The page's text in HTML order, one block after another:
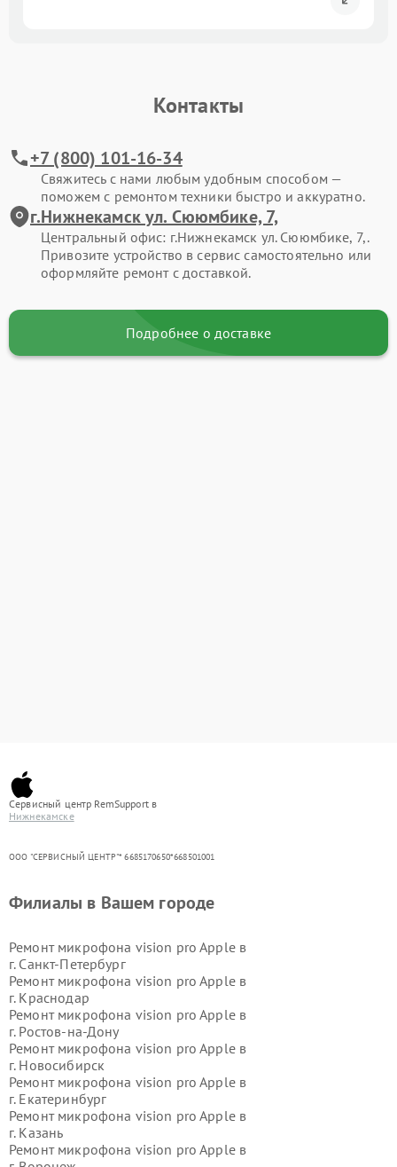
Контакты
+7 (800) 101-16-34
Свяжитесь с нами любым удобным способом —
поможем с ремонтом техники быстро и аккуратно.
г.Нижнекамск ул. Сююмбике, 7,
Центральный офис: г.Нижнекамск ул. Сююмбике, 7,.
Привозите устройство в сервис самостоятельно или
оформляйте ремонт с доставкой.
Подробнее о доставке
Сервисный центр RemSupport в
Нижнекамске
ООО "СЕРВИСНЫЙ ЦЕНТР"* 6685170650*668501001
Филиалы в Вашем городе
Ремонт микрофона vision pro Apple в
г. Санкт-Петербург
Ремонт микрофона vision pro Apple в
г. Краснодар
Ремонт микрофона vision pro Apple в
г. Ростов-на-Дону
Ремонт микрофона vision pro Apple в
г. Новосибирск
Ремонт микрофона vision pro Apple в
г. Екатеринбург
Ремонт микрофона vision pro Apple в
г. Казань
Ремонт микрофона vision pro Apple в